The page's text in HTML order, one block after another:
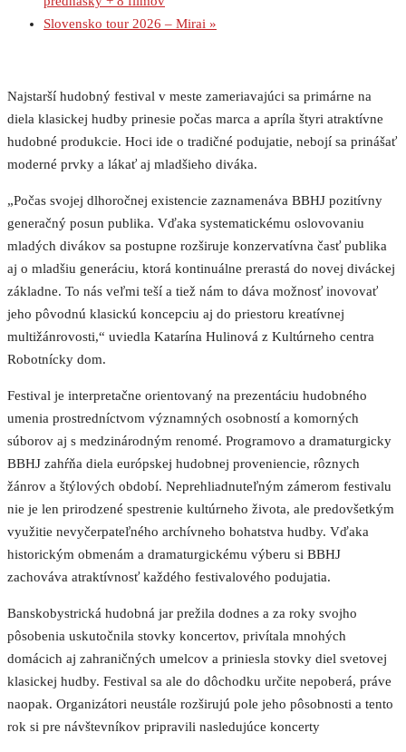
Slovensko tour 2026 – Mirai »
Najstarší hudobný festival v meste zameriavajúci sa primárne na
diela klasickej hudby prinesie počas marca a apríla štyri atraktívne
hudobné produkcie. Hoci ide o tradičné podujatie, nebojí sa prinášať
moderné prvky a lákať aj mladšieho diváka.
„Počas svojej dlhoročnej existencie zaznamenáva BBHJ pozitívny
generačný posun publika. Vďaka systematickému oslovovaniu
mladých divákov sa postupne rozširuje konzervatívna časť publika
aj o mladšiu generáciu, ktorá kontinuálne prerastá do novej diváckej
základne. To nás veľmi teší a tiež nám to dáva možnosť inovovať
jeho pôvodnú klasickú koncepciu aj do priestoru kreatívnej
multižánrovosti,“ uviedla Katarína Hulinová z Kultúrneho centra
Robotnícky dom.
Festival je interpretačne orientovaný na prezentáciu hudobného
umenia prostredníctvom významných osobností a komorných
súborov aj s medzinárodným renomé. Programovo a dramaturgicky
BBHJ zahŕňa diela európskej hudobnej proveniencie, rôznych
žánrov a štýlových období. Neprehliadnuteľným zámerom festivalu
nie je len prirodzené spestrenie kultúrneho života, ale predovšetkým
využitie nevyčerpateľného archívneho bohatstva hudby. Vďaka
historickým obmenám a dramaturgickému výberu si BBHJ
zachováva atraktívnosť každého festivalového podujatia.
Banskobystrická hudobná jar prežila dodnes a za roky svojho
pôsobenia uskutočnila stovky koncertov, privítala mnohých
domácich aj zahraničných umelcov a priniesla stovky diel svetovej
klasickej hudby. Festival sa ale do dôchodku určite nepoberá, práve
naopak. Organizátori neustále rozširujú pole jeho pôsobnosti a tento
rok si pre návštevníkov pripravili nasledujúce koncerty